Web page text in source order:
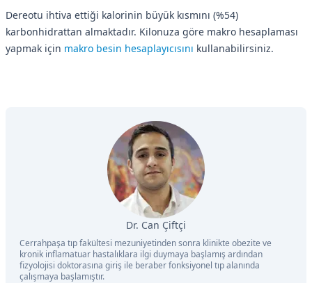
Dereotu ihtiva ettiği kalorinin büyük kısmını (%54)
karbonhidrattan almaktadır. Kilonuza göre makro hesaplaması
yapmak için makro besin hesaplayıcısını kullanabilirsiniz.
Dr. Can Çiftçi
Cerrahpaşa tıp fakültesi mezuniyetinden sonra klinikte obezite ve
kronik inflamatuar hastalıklara ilgi duymaya başlamış ardından
fizyolojisi doktorasına giriş ile beraber fonksiyonel tıp alanında
çalışmaya başlamıştır.